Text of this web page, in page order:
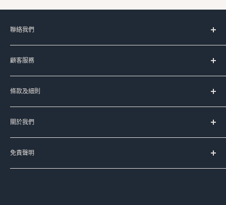
聯絡我們
服務時間：
星期一至五 上午11時-晚上8時
(星期六﹑日及公眾假期休息)
Signal:+852 90107944
Line:@meadowduck
Meta Messenger
FB:meadowduck
顧客服務
台灣代購服務流程
如何購買
送貨服務
常見問題
聯絡我們
條款及細則
服務條款
運送條款
私隱政策
退換貨政策
關於我們
Meadow Duck 的品牌故事
免責聲明
本公司已盡力確保本網頁資料的準確性，本公司不擔保本網頁